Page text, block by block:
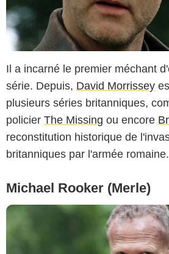
Il a incarné le premier méchant
série. Depuis, David Morrissey
plusieurs séries britanniques,
policier The Missing ou encore
reconstitution historique de
britanniques par l'armée romaine.
Michael Rooker (Merle)